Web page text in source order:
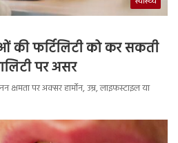
की फर्टिलिटी को कर सकती
पर असर
पर अक्सर हार्मोन, उम्र, लाइफस्टाइल या